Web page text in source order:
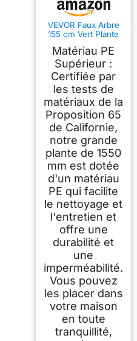
VEVOR Faux Arbre
155 cm Vert Plante
Olivier avec Pot
150x125 mm
Décoration de Style
Fausse Plante pour
Maison Bureau Hôtel
Centres
Commerciaux
Intérieur Extérieur
Matériau PE
Supérieur :
Certifiée par
les tests de
matériaux de la
Proposition 65
de Californie,
notre grande
plante de 1550
mm est dotée
d'un matériau
PE qui facilite
le nettoyage et
l'entretien et
offre une
durabilité et
une
imperméabilité.
Vous pouvez
les placer dans
votre maison
en toute
tranquillité,